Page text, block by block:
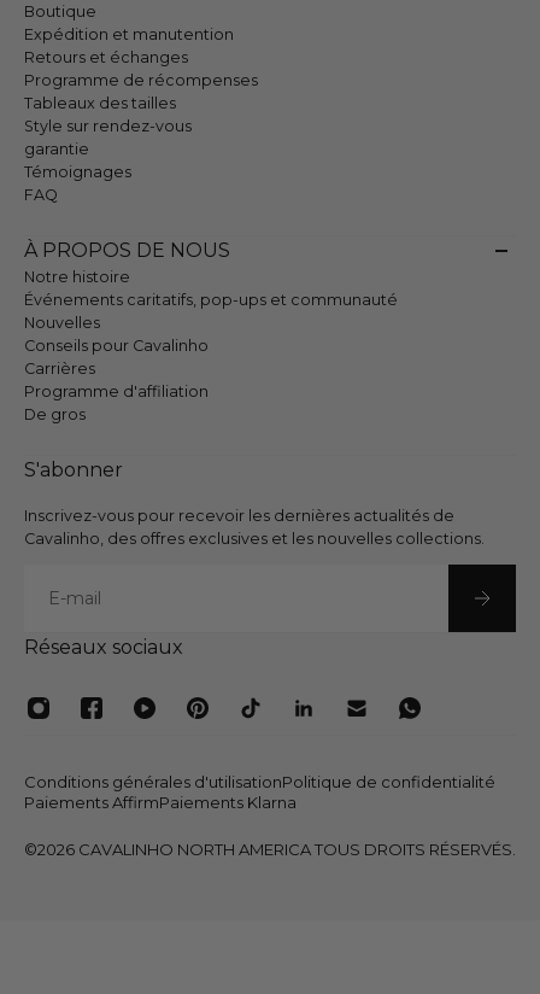
Boutique
Expédition et manutention
Retours et échanges
Programme de récompenses
Tableaux des tailles
Style sur rendez-vous
garantie
Témoignages
FAQ
À PROPOS DE NOUS
Notre histoire
Événements caritatifs, pop-ups et communauté
Nouvelles
Conseils pour Cavalinho
Carrières
Programme d'affiliation
De gros
S'abonner
Inscrivez-vous pour recevoir les dernières actualités de
Cavalinho, des offres exclusives et les nouvelles collections.
Réseaux sociaux
Conditions générales d'utilisationPolitique de confidentialité
Paiements AffirmPaiements Klarna
©2026 CAVALINHO NORTH AMERICA TOUS DROITS RÉSERVÉS.